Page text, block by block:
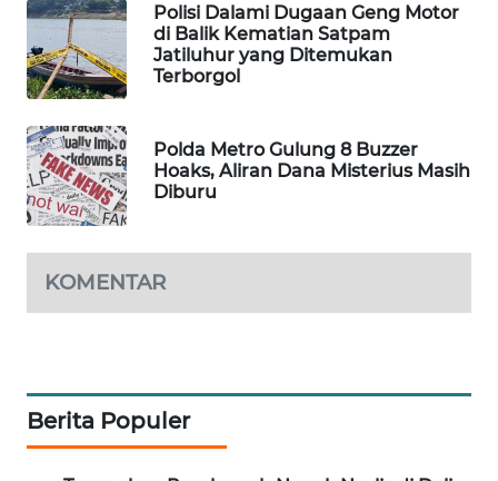
Polisi Dalami Dugaan Geng Motor
di Balik Kematian Satpam
Jatiluhur yang Ditemukan
Terborgol
Polda Metro Gulung 8 Buzzer
Hoaks, Aliran Dana Misterius Masih
Diburu
KOMENTAR
Berita Populer
MARTABAT
NET
WATCH
MKLI
LPKKI
LKKI
PORTAL
KONSUMEN